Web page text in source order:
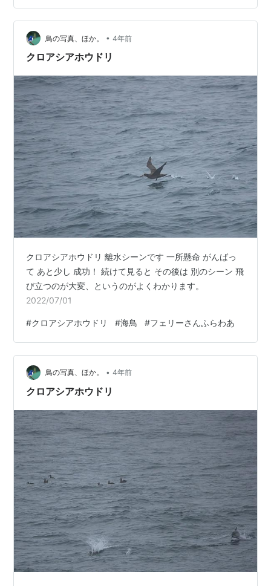
鳥の写真、ほか。 • 4年前
クロアシアホウドリ
クロアシアホウドリ 離水シーンです 一所懸命 がんばっ
て あと少し 成功！ 続けて見ると その後は 別のシーン 飛
び立つのが大変、というのがよくわかります。
2022/07/01
#クロアシアホウドリ #海鳥 #フェリーさんふらわあ
鳥の写真、ほか。 • 4年前
クロアシアホウドリ